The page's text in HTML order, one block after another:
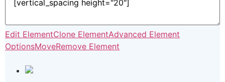
Edit ElementClone ElementAdvanced Element
OptionsMoveRemove Element